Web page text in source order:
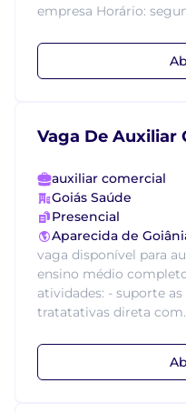
empresa Horário:
Vaga De Auxiliar
auxiliar comercial
Goiás Saúde
Presencial
Aparecida de
vaga disponível para
ensino médio
atividades: - suporte
tratatativas direta